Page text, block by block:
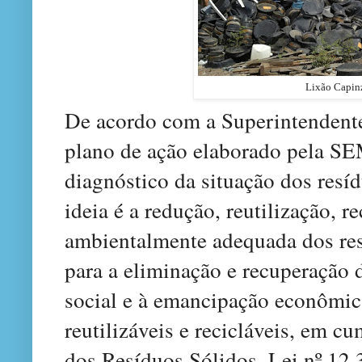
Lixão
De acordo com a
plano de ação elaborado pela
diagnóstico da situação dos
ideia é a redução, reutilização,
ambientalmente adequada dos
para a eliminação e
social e à emancipação
reutilizáveis e recicláveis, em